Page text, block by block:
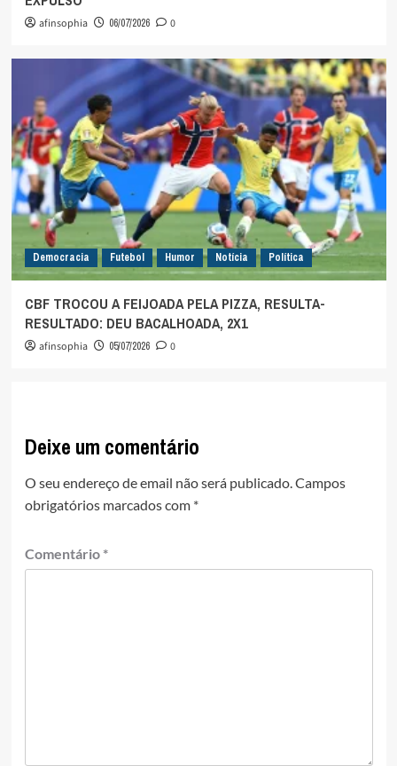
afinsophia 06/07/2026 0
Democracia Futebol Humor Notícia Política
CBF TROCOU A FEIJOADA PELA PIZZA, RESULTA-
RESULTADO: DEU BACALHOADA, 2X1
afinsophia 05/07/2026 0
Deixe um comentário
O seu endereço de email não será publicado.Campos
obrigatórios marcados com *
Comentário *